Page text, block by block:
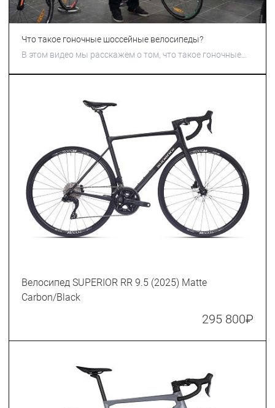
Что такое гоночные шоссейные велосипеды?
В этом видео мы расскажем о том, что такое гоночные
Велосипед SUPERIOR RR 9.5 (2025) Matte
Carbon/Black
295 800₽